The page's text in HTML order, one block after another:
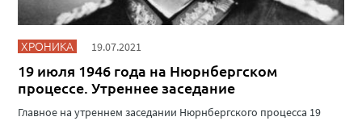
ХРОНИКА 19.07.2021
19 июля 1946 года на Нюрнбергском
процессе. Утреннее заседание
Главное на утреннем заседании Нюрнбергского процесса 19